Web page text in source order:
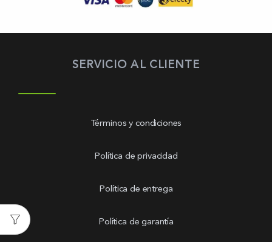
SERVICIO AL CLIENTE
Términos y condiciones
Política de privacidad
Política de entrega
Política de garantía